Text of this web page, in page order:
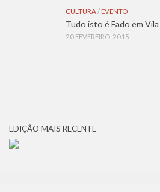
CULTURA/ EVENTO
Tudo isto é Fado em
20 FEVEREIRO, 2015
EDIÇÃO MAIS RECENTE